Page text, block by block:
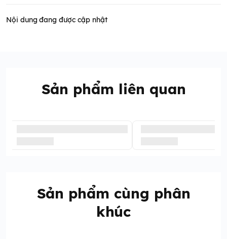
Nội dung đang được cập nhật
Sản phẩm liên quan
Sản phẩm cùng phân
khúc